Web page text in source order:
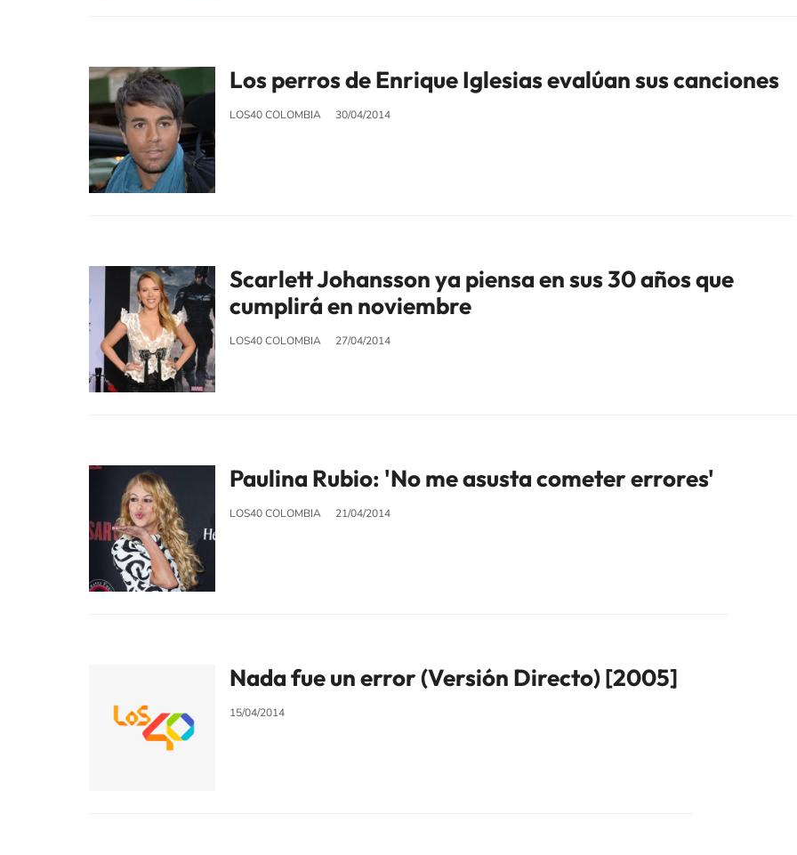
Los perros de Enrique Iglesias evalúan sus canciones
LOS40 COLOMBIA 30/04/2014
Scarlett Johansson ya piensa en sus 30 años que
cumplirá en noviembre
LOS40 COLOMBIA 27/04/2014
Paulina Rubio: 'No me asusta cometer errores'
LOS40 COLOMBIA 21/04/2014
Nada fue un error (Versión Directo) [2005]
15/04/2014